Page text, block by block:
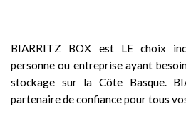
BIARRITZ BOX est LE choix
personne ou entreprise ayant
stockage sur la Côte Basque.
partenaire de confiance pour tous